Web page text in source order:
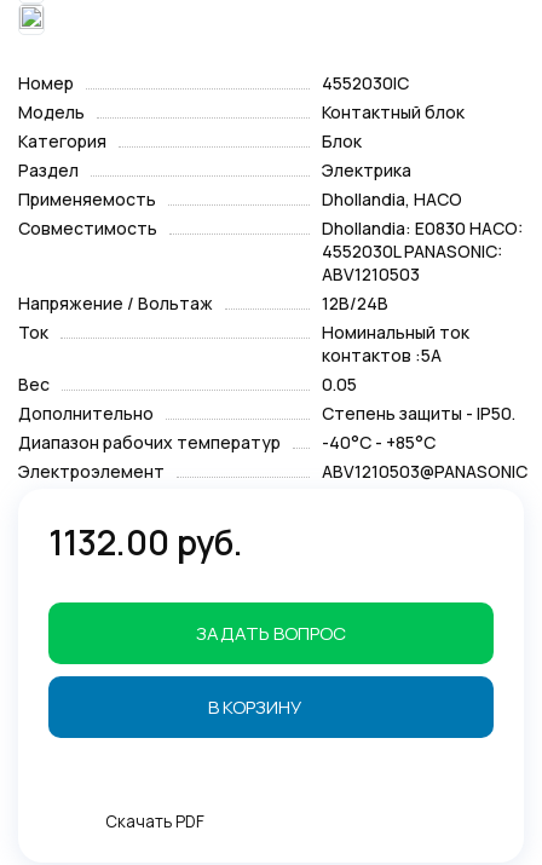
Номер
4552030IC
Модель
Контактный блок
Категория
Блок
Раздел
Электрика
Применяемость
Dhollandia, HACO
Совместимость
Dhollandia: E0830 HACO:
4552030L PANASONIC:
ABV1210503
Напряжение / Вольтаж
12В/24В
Ток
Номинальный ток
контактов :5A
Вес
0.05
Дополнительно
Степень защиты - IP50.
Диапазон рабочих температур
-40°C - +85°C
Электроэлемент
ABV1210503@PANASONIC
1132.00 руб.
ЗАДАТЬ ВОПРОС
В КОРЗИНУ
Скачать PDF